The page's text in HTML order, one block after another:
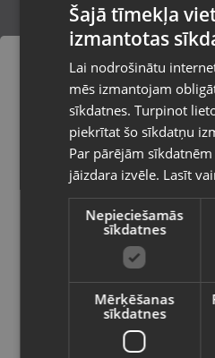
Sony
Makita
Pasūtījumi tiks
izvēlēto valsti
Vietnes saturs būs
valodā
Valsts
Šajā tīmekļa
izmantotas
Lai nodrošinātu
mēs izmantojam
sīkdatnes. Turpinot
piekrītat šo sīkdatņu
Par pārējām
jāizdara izvēle. Lasīt
Nepieciešamās
sīkdatnes
Mērķēšanas
sīkdatnes